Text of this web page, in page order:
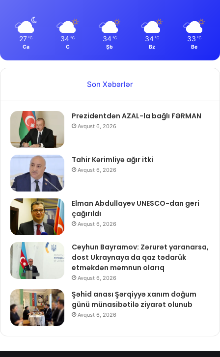
27 ℃
Ca
34 ℃
C
34 ℃
Şb
34 ℃
Bz
33 ℃
Be
Son Xəbərlər
Prezidentdən AZAL-la bağlı FƏRMAN
Avqust 6, 2026
Tahir Kərimliyə ağır itki
Avqust 6, 2026
Elman Abdullayev UNESCO-dan geri
çağırıldı
Avqust 6, 2026
Ceyhun Bayramov: Zərurət yaranarsa,
dost Ukraynaya da qaz tədarük
etməkdən məmnun olarıq
Avqust 6, 2026
Şəhid anası Şərqiyyə xanım doğum
günü münasibətilə ziyarət olunub
Avqust 6, 2026